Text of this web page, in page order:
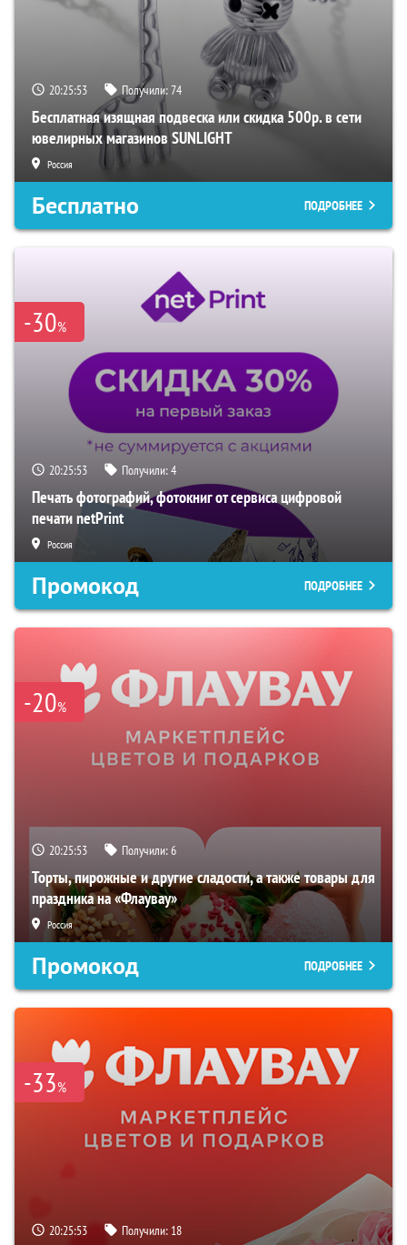
20:25:52 Получили:74
Бесплатная изящная подвеска или скидка 500р. в сети
ювелирных магазинов SUNLIGHT
Россия
Бесплатно ПОДРОБНЕЕ
-30%
20:25:52 Получили:4
Печать фотографий, фотокниг от сервиса цифровой
печати netPrint
Россия
Промокод ПОДРОБНЕЕ
-20%
20:25:52 Получили:6
Торты, пирожные и другие сладости, а также товары для
праздника на «Флаувау»
Россия
Промокод ПОДРОБНЕЕ
-33%
20:25:52 Получили: 18